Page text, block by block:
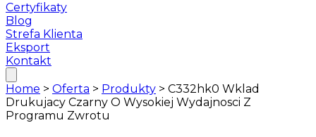
Certyfikaty
Blog
Strefa Klienta
Eksport
Kontakt
Home > Oferta > Produkty > C332hk0 Wklad
Drukujacy Czarny O Wysokiej Wydajnosci Z
Programu Zwrotu